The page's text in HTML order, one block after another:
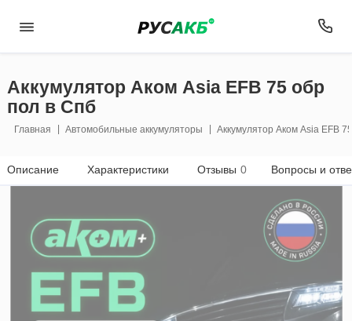
Аккумулятор Аком Asia EFB 75 обр
пол в Спб
Главная Автомобильные аккумуляторы Аккумулятор Аком Asia EFB
Описание Характеристики Отзывы 0 Вопросы и